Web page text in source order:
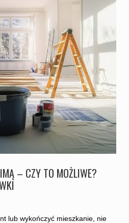
– CZY TO MOŻLIWE?
lub wykończyć mieszkanie, nie